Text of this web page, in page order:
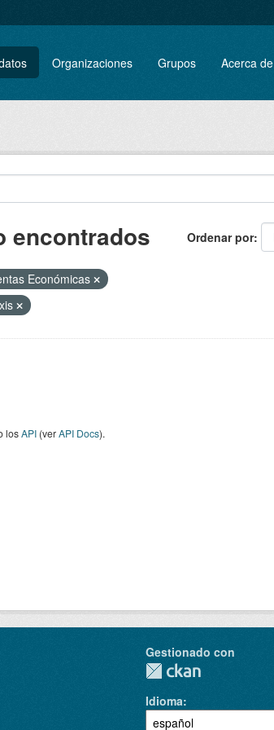
Organizaciones Grupos Acerca de
Ordenar por
encontrados
Económicas
losAPI(verAPI Docs).
Gestionado con
Idioma